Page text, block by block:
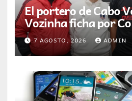
El portero de Cabo
Vozinha ficha por
JETOUR respalda su
etapa
7 AGOSTO, 2026 ADMIN